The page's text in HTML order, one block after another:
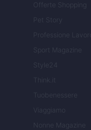
Offerte Shopping
Pet Story
Professione Lavoro
Sport Magazine
Style24
Think.it
Tuobenessere
Viaggiamo
Nonne Magazine